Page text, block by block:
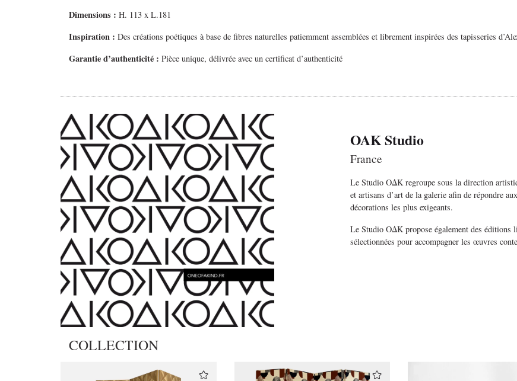
Dimensions : H. 113 x L.181
Inspiration : Des créations poétiques à base de fibres naturelles patiemment assemblées et librement inspirées des tapisseries
Garantie d’authenticité : Pièce unique, délivrée avec un certificat d’authenticité
OAK Studio
France
Le Studio OΔK regroupe sous la direction
et artisans d’art de la galerie afin de répondre
décorations les plus exigeants.
Le Studio OΔK propose également des
sélectionnées pour accompagner les œuvres
COLLECTION